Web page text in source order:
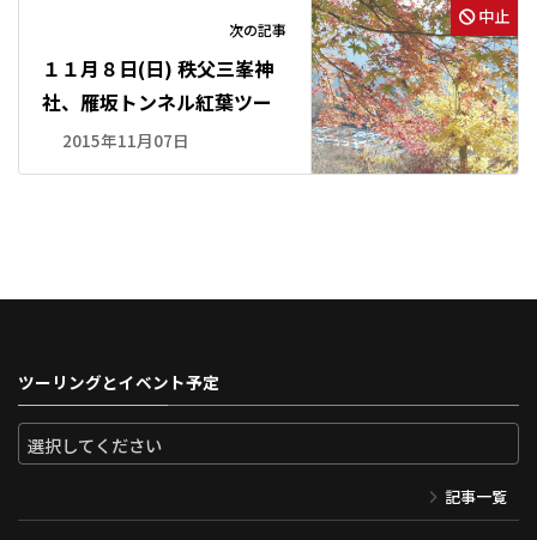
中止
次の記事
１１月８日(日) 秩父三峯神
社、雁坂トンネル紅葉ツー
2015年11月07日
ツーリングとイベント予定
記事一覧